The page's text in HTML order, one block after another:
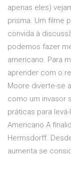
apenas eles)
prisma. Um filme
convida à
podemos fazer
americano. Para
aprender com o
Moore diverte-se
como um invasor
práticas para
Americano A
Hermsdorff.
aumenta se